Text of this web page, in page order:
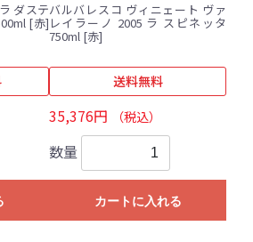
ダステ
[赤]
バルバレスコ ヴィニェート ヴァ
レイラーノ 2005 ラ スピネッタ
750ml [赤]
送料無料
35,376円 （税込）
数量
カートに入れる